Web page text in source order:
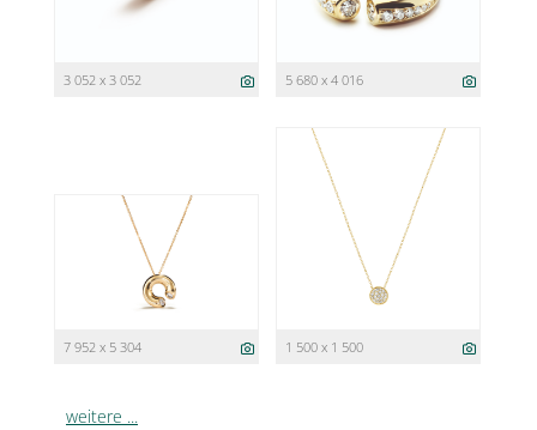
3 052 x 3 052 5 680 x 4 016
7 952 x 5 304 1 500 x 1 500
weitere ...